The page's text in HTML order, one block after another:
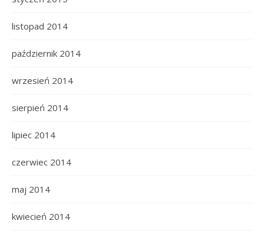
listopad 2014
październik 2014
wrzesień 2014
sierpień 2014
lipiec 2014
czerwiec 2014
maj 2014
kwiecień 2014